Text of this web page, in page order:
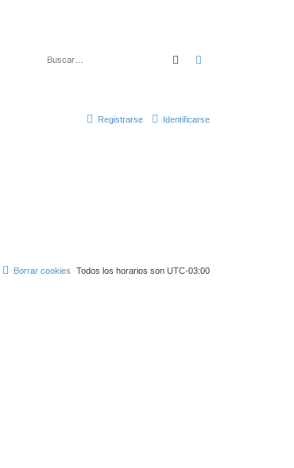
Buscar
Identificarse
Registrarse
Todos los horarios son UTC-03:00
Borrar cookies